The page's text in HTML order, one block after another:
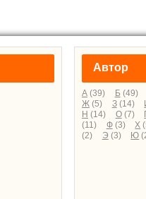
Автор
А (39) Б(49)
Ж (5) З(14)
Н (14) О(7)
(11)
Ф(3) Х
(2)
Э (3) Ю